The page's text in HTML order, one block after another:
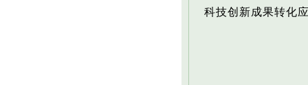
科技创新成果转化